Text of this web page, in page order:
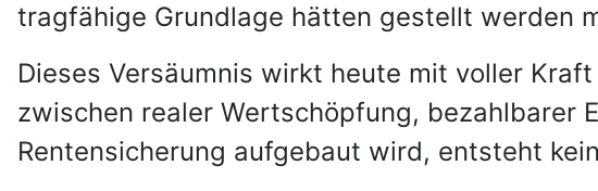
tragfähige Grundlage hätten gestellt werden
Dieses Versäumnis wirkt heute mit voller
zwischen realer Wertschöpfung, bezahlbarer
Rentensicherung aufgebaut wird, entsteht